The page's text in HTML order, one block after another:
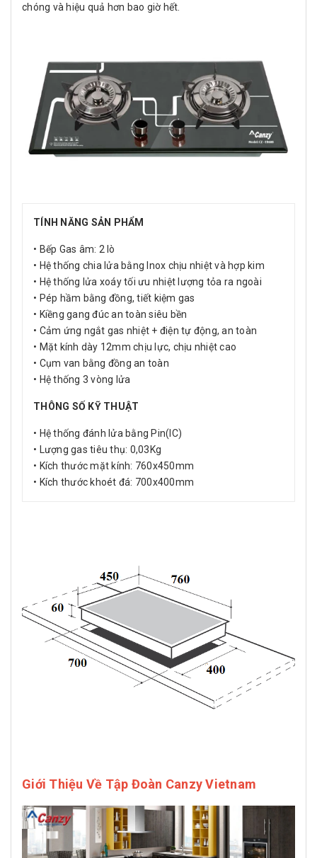
chóng và hiệu quả hơn bao giờ hết.
TÍNH NĂNG SẢN PHẨM
• Bếp Gas âm: 2 lò
• Hệ thống chia lửa bằng Inox chịu nhiệt và hợp kim
• Hệ thống lửa xoáy tối ưu nhiệt lượng tỏa ra ngoài
• Pép hầm bằng đồng, tiết kiệm gas
• Kiềng gang đúc an toàn siêu bền
• Cảm ứng ngắt gas nhiệt + điện tự động, an toàn
• Mặt kính dày 12mm chịu lực, chịu nhiệt cao
• Cụm van bằng đồng an toàn
• Hệ thống 3 vòng lửa
THÔNG SỐ KỸ THUẬT
• Hệ thống đánh lửa bằng Pin(IC)
• Lượng gas tiêu thụ: 0,03Kg
• Kích thước mặt kính: 760x450mm
• Kích thước khoét đá: 700x400mm
Giới Thiệu Về Tập Đoàn Canzy Vietnam